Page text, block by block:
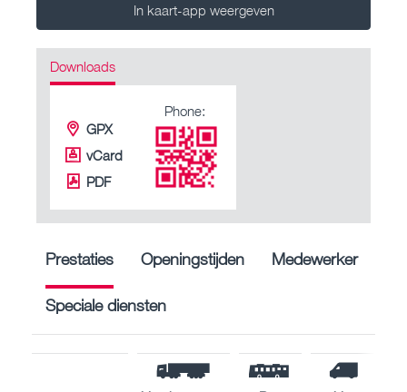
In kaart-app weergeven
Downloads
GPX
vCard
PDF
Phone:
Prestaties Openingstijden Medewerker
Speciale diensten